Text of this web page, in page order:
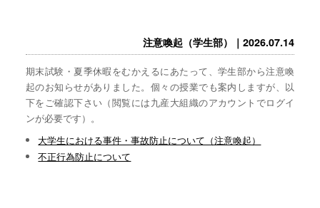
注意喚起（学生部）｜2026.07.14
期末試験・夏季休暇をむかえるにあたって、学生部から注意喚
起のお知らせがありました。個々の授業でも案内しますが、以
下をご確認下さい（閲覧には九産大組織のアカウントでログイ
ンが必要です）。
大学生における事件・事故防止について（注意喚起）
不正行為防止について